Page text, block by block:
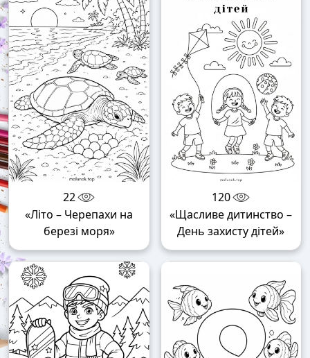
22
«Літо – Черепахи на
березі моря»
120
«Щасливе дитинство –
День захисту дітей»